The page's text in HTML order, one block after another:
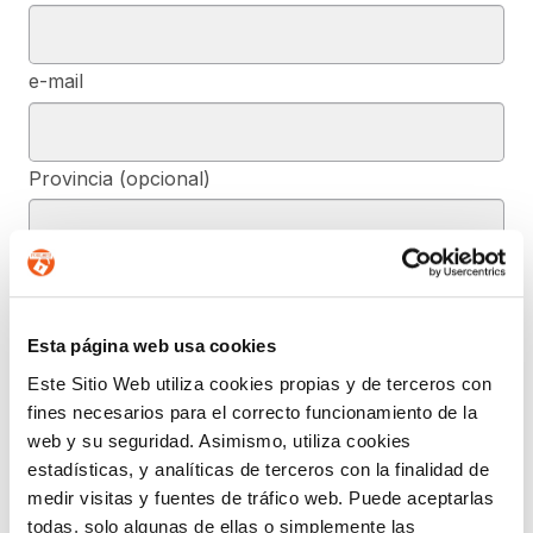
Esta página web usa cookies
Este Sitio Web utiliza cookies propias y de terceros con
fines necesarios para el correcto funcionamiento de la
web y su seguridad. Asimismo, utiliza cookies
estadísticas, y analíticas de terceros con la finalidad de
medir visitas y fuentes de tráfico web. Puede aceptarlas
todas, solo algunas de ellas o simplemente las
e-mail
Provincia (opcional)
Mensaje (opcional)
De conformidad con el RGPD y la LOPDGDD, SEGURIDAD Y
PRIVACIDAD DE DATOS, S.L. tratará los datos facilitados, con la
finalidad de contestar a las dudas y/o quejas planteadas a través
del presente formulario y facilitar la información solicitada. Podrá
ejercer, si lo desea, los derechos de acceso, rectificación,
supresión, y demás reconocidos en la normativa mencionada. Para
obtener más información acerca de cómo estamos tratando sus
datos, acceda a nuestra política de privacidad.